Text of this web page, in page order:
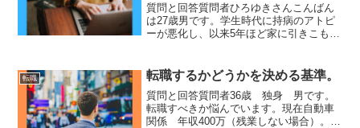
質問と回答質問者ひろゆきさんこんばん
は27歳男です。学生時代に持病のアトピ
ーが悪化し、以来5年ほど家に引きこもっ
なしで空白期間が長いと就職するのは難
しいでしょうか。アル...
転職 転職するかどうかを決める基準。
質問と回答質問者36歳 独身 男です。
転職すべきか悩んでいます。現在自動車
関係 年収400万（残業しない場合）。転